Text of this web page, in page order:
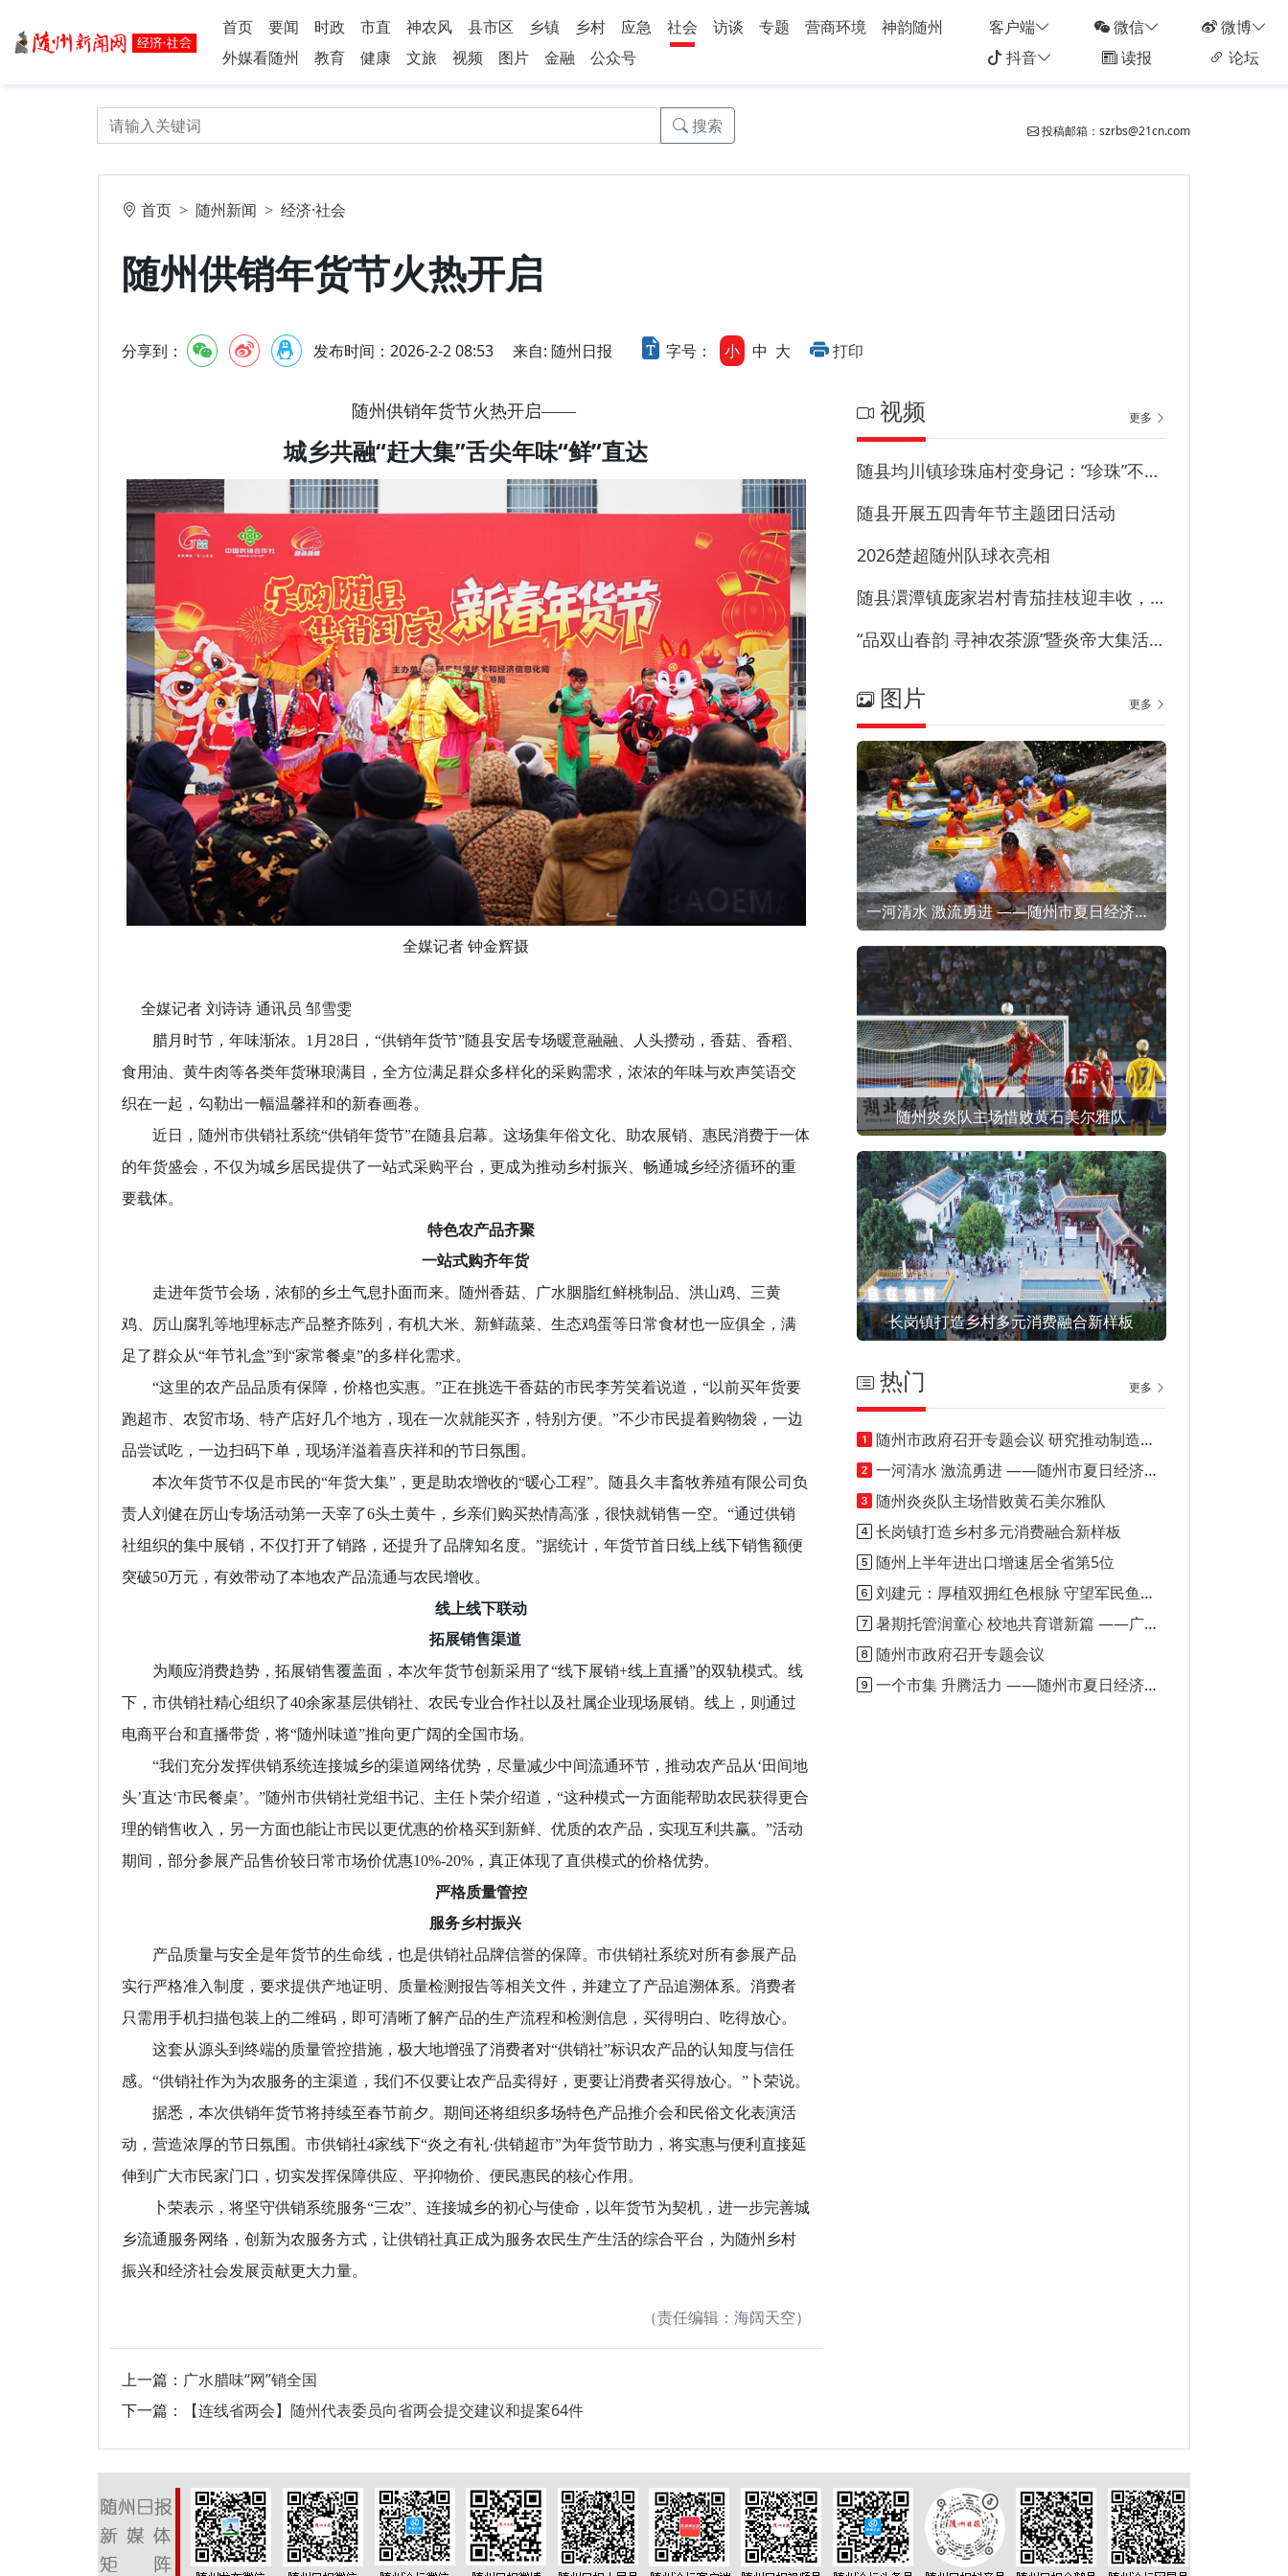
首页 要闻 时政 市直 神农风 县市区 乡镇 乡村 应急 社会 访谈 专题 营商环境
神韵随州
外媒看随州
教育 健康 文旅 视频 图片 金融 公众号
客户端 微信
微博
抖音
读报 论坛
搜索 投稿邮箱：szrbs@21cn.com
首页 随州新闻 经济·社会
随州供销年货节火热开启
分享到： 发布时间：2026-2-2 08:53 来自: 随州日报 字号： 小 中 大 打印
随州供销年货节火热开启——
城乡共融“赶大集”舌尖年味“鲜”直达
全媒记者 钟金辉摄
全媒记者 刘诗诗 通讯员 邹雪雯
腊月时节，年味渐浓。1月28日，“供销年货节”随县安居专场暖意融融、人头攒动，香菇、香稻、
食用油、黄牛肉等各类年货琳琅满目，全方位满足群众多样化的采购需求，浓浓的年味与欢声笑语交
织在一起，勾勒出一幅温馨祥和的新春画卷。
近日，随州市供销社系统“供销年货节”在随县启幕。这场集年俗文化、助农展销、惠民消费于一体
的年货盛会，不仅为城乡居民提供了一站式采购平台，更成为推动乡村振兴、畅通城乡经济循环的重
要载体。
特色农产品齐聚
一站式购齐年货
走进年货节会场，浓郁的乡土气息扑面而来。随州香菇、广水胭脂红鲜桃制品、洪山鸡、三黄
鸡、厉山腐乳等地理标志产品整齐陈列，有机大米、新鲜蔬菜、生态鸡蛋等日常食材也一应俱全，满
足了群众从“年节礼盒”到“家常餐桌”的多样化需求。
“这里的农产品品质有保障，价格也实惠。”正在挑选干香菇的市民李芳笑着说道，“以前买年货要
跑超市、农贸市场、特产店好几个地方，现在一次就能买齐，特别方便。”不少市民提着购物袋，一边
品尝试吃，一边扫码下单，现场洋溢着喜庆祥和的节日氛围。
本次年货节不仅是市民的“年货大集”，更是助农增收的“暖心工程”。随县久丰畜牧养殖有限公司负
责人刘健在厉山专场活动第一天宰了6头土黄牛，乡亲们购买热情高涨，很快就销售一空。“通过供销
社组织的集中展销，不仅打开了销路，还提升了品牌知名度。”据统计，年货节首日线上线下销售额便
突破50万元，有效带动了本地农产品流通与农民增收。
线上线下联动
拓展销售渠道
为顺应消费趋势，拓展销售覆盖面，本次年货节创新采用了“线下展销+线上直播”的双轨模式。线
下，市供销社精心组织了40余家基层供销社、农民专业合作社以及社属企业现场展销。线上，则通过
电商平台和直播带货，将“随州味道”推向更广阔的全国市场。
“我们充分发挥供销系统连接城乡的渠道网络优势，尽量减少中间流通环节，推动农产品从‘田间地
头’直达‘市民餐桌’。”随州市供销社党组书记、主任卜荣介绍道，“这种模式一方面能帮助农民获得更合
理的销售收入，另一方面也能让市民以更优惠的价格买到新鲜、优质的农产品，实现互利共赢。”活动
期间，部分参展产品售价较日常市场价优惠10%-20%，真正体现了直供模式的价格优势。
严格质量管控
服务乡村振兴
产品质量与安全是年货节的生命线，也是供销社品牌信誉的保障。市供销社系统对所有参展产品
实行严格准入制度，要求提供产地证明、质量检测报告等相关文件，并建立了产品追溯体系。消费者
只需用手机扫描包装上的二维码，即可清晰了解产品的生产流程和检测信息，买得明白、吃得放心。
这套从源头到终端的质量管控措施，极大地增强了消费者对“供销社”标识农产品的认知度与信任
感。“供销社作为为农服务的主渠道，我们不仅要让农产品卖得好，更要让消费者买得放心。”卜荣说。
据悉，本次供销年货节将持续至春节前夕。期间还将组织多场特色产品推介会和民俗文化表演活
动，营造浓厚的节日氛围。市供销社4家线下“炎之有礼·供销超市”为年货节助力，将实惠与便利直接延
伸到广大市民家门口，切实发挥保障供应、平抑物价、便民惠民的核心作用。
卜荣表示，将坚守供销系统服务“三农”、连接城乡的初心与使命，以年货节为契机，进一步完善城
乡流通服务网络，创新为农服务方式，让供销社真正成为服务农民生产生活的综合平台，为随州乡村
振兴和经济社会发展贡献更大力量。
（责任编辑：海阔天空）
上一篇： 广水腊味“网”销全国
下一篇：
【连线省两会】随州代表委员向省两会提交建议和提案64件
视频 更多
随县均川镇珍珠庙村变身记：“珍珠”不藏尘“甜园”甜到心
随县开展五四青年节主题团日活动
2026楚超随州队球衣亮相
随县澴潭镇庞家岩村青茄挂枝迎丰收，特色产业兴乡村！
“品双山春韵 寻神农茶源”暨炎帝大集活动在草甸子街历史文化街区启幕
图片 更多
一河清水 激流勇进 ——随州市夏日经济（消费）观察之一
随州炎炎队主场惜败黄石美尔雅队
长岗镇打造乡村多元消费融合新样板
热门 更多
随州市政府召开专题会议 研究推动制造业投资和技改投资项目建设
一河清水 激流勇进 ——随州市夏日经济（消费）观察之一
随州炎炎队主场惜败黄石美尔雅队
长岗镇打造乡村多元消费融合新样板
随州上半年进出口增速居全省第5位
刘建元：厚植双拥红色根脉 守望军民鱼水深情
暑期托管润童心 校地共育谱新篇 ——广水市骆店镇打造乡村暑期托管优质样板模式
随州市政府召开专题会议
一个市集 升腾活力 ——随州市夏日经济（消费）观察之二